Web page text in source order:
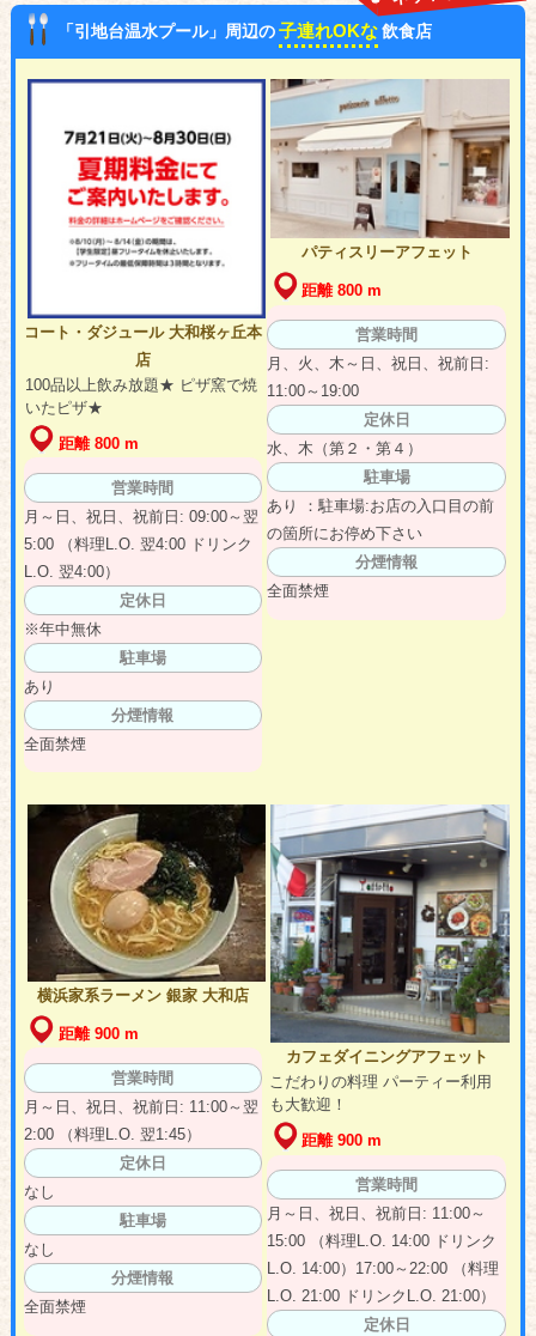
「引地台温水プール」周辺の子連れOKな 飲食店
コート・ダジュール 大和桜ヶ丘本
店
100品以上飲み放題★ ピザ窯で焼
いたピザ★
距離 800 m
営業時間
月～日、祝日、祝前日: 09:00～翌
5:00 （料理L.O. 翌4:00 ドリンク
L.O. 翌4:00）
定休日
※年中無休
駐車場
あり
分煙情報
全面禁煙
パティスリーアフェット
距離 800 m
営業時間
月、火、木～日、祝日、祝前日:
11:00～19:00
定休日
水、木（第２・第４）
駐車場
あり ：駐車場:お店の入口目の前
の箇所にお停め下さい
分煙情報
全面禁煙
横浜家系ラーメン 銀家 大和店
距離 900 m
営業時間
月～日、祝日、祝前日: 11:00～翌
2:00 （料理L.O. 翌1:45）
定休日
なし
駐車場
なし
分煙情報
全面禁煙
カフェダイニングアフェット
こだわりの料理 パーティー利用
も大歓迎！
距離 900 m
営業時間
月～日、祝日、祝前日: 11:00～
15:00 （料理L.O. 14:00 ドリンク
L.O. 14:00）17:00～22:00 （料理
L.O. 21:00 ドリンクL.O. 21:00）
定休日